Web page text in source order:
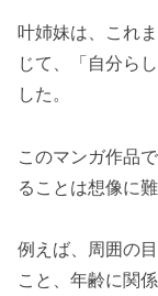
叶姉妹は、これ
じて、「自分ら
した。
このマンガ作品
ることは想像に
例えば、周囲の
こと、年齢に関